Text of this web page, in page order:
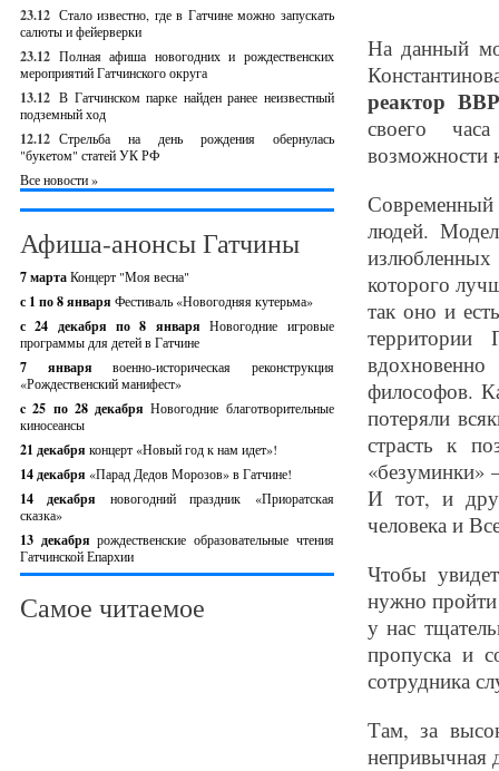
23.12 Стало известно, где в Гатчине можно запускать
салюты и фейерверки
23.12 Полная афиша новогодних и рождественских
мероприятий Гатчинского округа
13.12 В Гатчинском парке найден ранее неизвестный
подземный ход
12.12 Стрельба на день рождения обернулась
"букетом" статей УК РФ
Все новости »
Афиша-анонсы Гатчины
7 мартаКонцерт "Моя весна"
с 1 по 8 января Фестиваль «Новогодняя кутерьма»
с 24 декабря по 8 январяНовогодние игровые
программы для детей в Гатчине
7 январявоенно-историческая реконструкция
«Рождественский манифест»
c 25 по 28 декабряНовогодние благотворительные
киносеансы
21 декабря концерт «Новый год к нам идет»!
14 декабря «Парад Дедов Морозов» в Гатчине!
14 декабря новогодний праздник «Приоратская
сказка»
13 декабрярождественские образовательные чтения
Гатчинской Епархии
Самое читаемое
На данный
реактор
своего
возможности
людей.
которого
так оно и
философов.
потеряли
страсть к
«безуминки»
И тот, и
человека и
Чтобы
нужно
у нас
пропуска и
сотрудника
Там, за
непривычная